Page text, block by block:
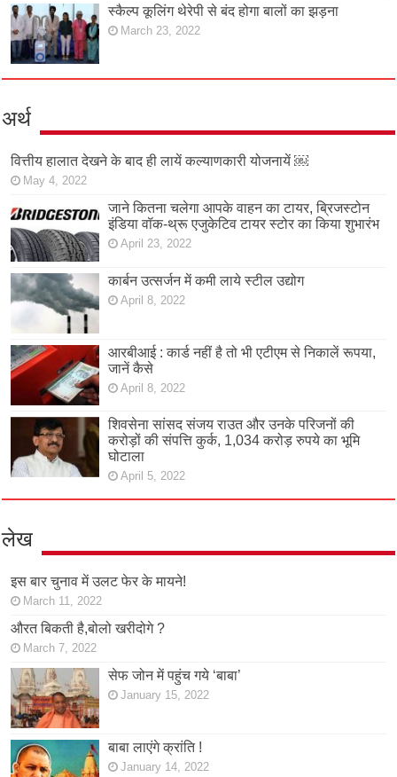
स्कैल्प कूलिंग थेरेपी से बंद होगा बालों का झड़ना
March 23, 2022
अर्थ
वित्तीय हालात देखने के बाद ही लायें कल्याणकारी योजनायें ￼
May 4, 2022
जाने कितना चलेगा आपके वाहन का टायर, ब्रिजस्टोन
इंडिया वॉक-थ्रू एजुकेटिव टायर स्टोर का किया शुभारंभ
April 23, 2022
कार्बन उत्सर्जन में कमी लाये स्टील उद्योग
April 8, 2022
आरबीआई : कार्ड नहीं है तो भी एटीएम से निकालें रूपया,
जानें कैसे
April 8, 2022
शिवसेना सांसद संजय राउत और उनके परिजनों की
करोड़ों की संपत्ति कुर्क, 1,034 करोड़ रुपये का भूमि
घोटाला
April 5, 2022
लेख
इस बार चुनाव में उलट फेर के मायने!
March 11, 2022
औरत बिकती है,बोलो खरीदोगे ?
March 7, 2022
सेफ जोन में पहुंच गये ‘बाबा’
January 15, 2022
बाबा लाएंगे क्रांति !
January 14, 2022